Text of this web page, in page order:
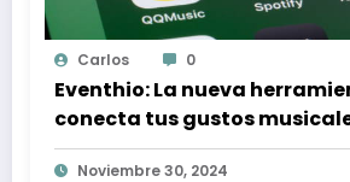
Carlos 0
Eventhio: La nueva
conecta tus gustos
Spotify con conciertos en tu
Noviembre 30, 2024